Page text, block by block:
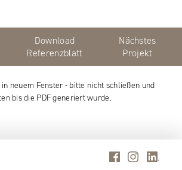
Download
Referenzblatt
Nächstes
Projekt
neuem Fenster - bitte nicht schließen und
bis die PDF generiert wurde.